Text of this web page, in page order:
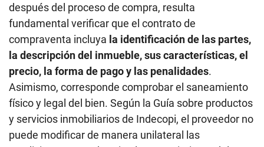
después del proceso de compra, resulta
fundamental verificar que el contrato de
compraventa incluya la identificación de las partes,
la descripción del inmueble, sus características, el
precio, la forma de pago y las penalidades.
Asimismo, corresponde comprobar el saneamiento
físico y legal del bien. Según la Guía sobre productos
y servicios inmobiliarios de Indecopi, el proveedor no
puede modificar de manera unilateral las